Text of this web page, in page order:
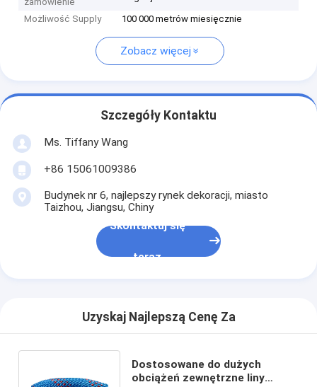
Możliwość Supply 100 000 metrów miesięcznie
Zobacz więcej
Szczegóły Kontaktu
Ms. Tiffany Wang
+86 15061009386
Budynek nr 6, najlepszy rynek dekoracji, miasto
Taizhou, Jiangsu, Chiny
Skontaktuj się
teraz
Uzyskaj Najlepszą Cenę Za
Dostosowane do dużych
obciążeń zewnętrzne liny